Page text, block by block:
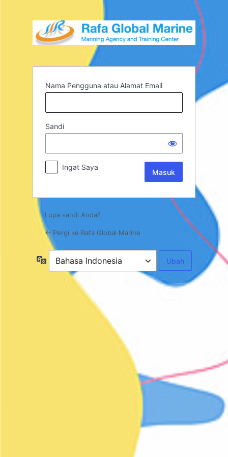
Nama Pengguna atau Alamat Email
Sandi
Ingat Saya
Lupa sandi Anda?
← Pergi ke Rafa Global Marine
Bahasa